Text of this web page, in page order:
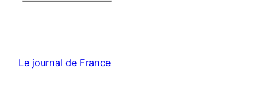
Le journal de France